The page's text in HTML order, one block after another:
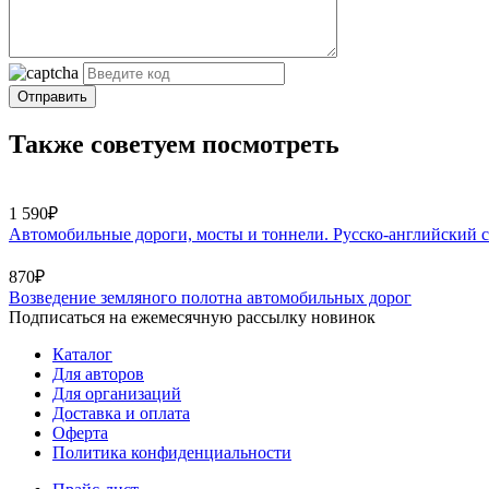
Отправить
Также советуем посмотреть
1 590₽
Автомобильные дороги, мосты и тоннели. Русско-английский
870₽
Возведение земляного полотна автомобильных дорог
Подписаться на ежемесячную рассылку новинок
Каталог
Для авторов
Для организаций
Доставка и оплата
Оферта
Политика конфиденциальности